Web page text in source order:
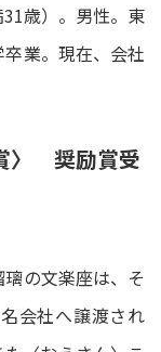
歳）。男性。東
業。現在、会社
〉 奨励賞受
の文楽座は、そ
会社へ譲渡され